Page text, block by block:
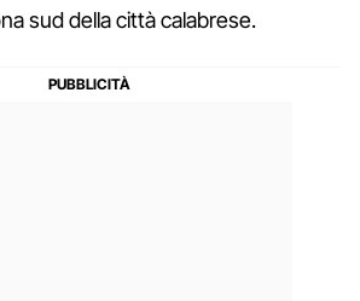
sud della città calabrese.